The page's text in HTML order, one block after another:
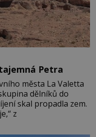
Petra
města La Valetta
dělníků do
skal propadla zem.
z